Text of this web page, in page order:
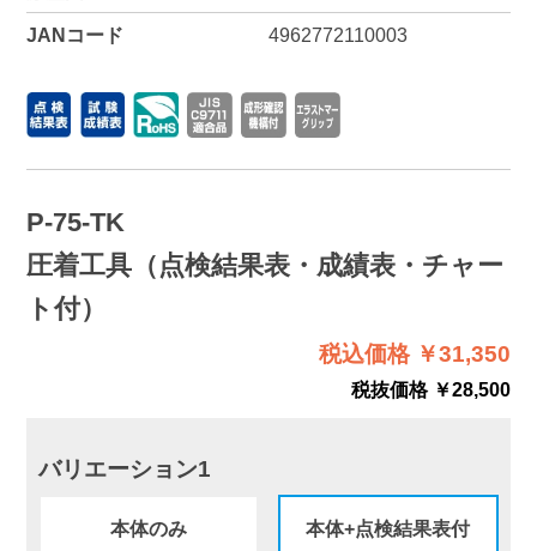
JANコード 4962772110003
P-75-TK
圧着工具（点検結果表・成績表・チャー
ト付）
税込価格 ￥31,350
税抜価格 ￥28,500
バリエーション1
本体のみ 本体+点検結果表付